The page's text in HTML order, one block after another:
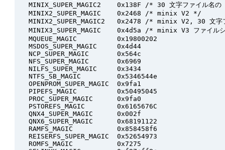
MINIX_SUPER_MAGIC2    0x138F /* 30 文字ファイル名
   MINIX2_SUPER_MAGIC    0x2468 /* minix V2 */
MINIX2_SUPER_MAGIC2   0x2478 /* minix V2, 30 文字
MINIX3_SUPER_MAGIC    0x4d5a /* minix V3 ファイルシ
   MQUEUE_MAGIC          0x19800202
   MSDOS_SUPER_MAGIC     0x4d44
   NCP_SUPER_MAGIC       0x564c
   NFS_SUPER_MAGIC       0x6969
   NILFS_SUPER_MAGIC     0x3434
   NTFS_SB_MAGIC         0x5346544e
   OPENPROM_SUPER_MAGIC  0x9fa1
   PIPEFS_MAGIC          0x50495045
   PROC_SUPER_MAGIC      0x9fa0
   PSTOREFS_MAGIC        0x6165676C
   QNX4_SUPER_MAGIC      0x002f
   QNX6_SUPER_MAGIC      0x68191122
   RAMFS_MAGIC           0x858458f6
   REISERFS_SUPER_MAGIC  0x52654973
   ROMFS_MAGIC           0x7275